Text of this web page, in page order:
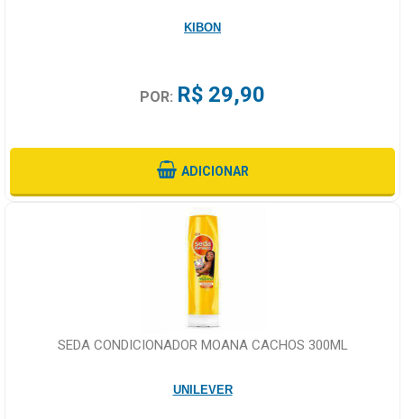
KIBON
POR: R$ 29,90
ADICIONAR
SEDA CONDICIONADOR MOANA CACHOS 300ML
UNILEVER